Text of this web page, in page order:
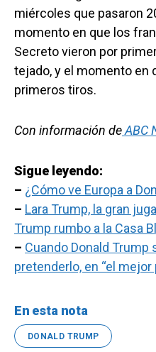
miércoles que pasaron
momento en que los
Secreto vieron por
tejado, y el momento en
primeros tiros.
Con información deABC
Sigue leyendo:
– ¿Cómo ve Europa a
– Lara Trump, la gran
Trump rumbo a la Casa
– Cuando Donald Trump
pretenderlo, en “el
En esta nota
DONALD TRUMP